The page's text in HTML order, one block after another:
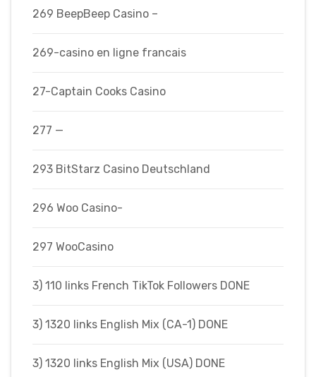
269 BeepBeep Casino –
269-casino en ligne francais
27-Captain Cooks Casino
277 —
293 BitStarz Casino Deutschland
296 Woo Casino-
297 WooCasino
3) 110 links French TikTok Followers DONE
3) 1320 links English Mix (CA-1) DONE
3) 1320 links English Mix (USA) DONE